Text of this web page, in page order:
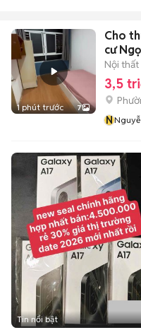
1 phút trước 7
Cho
cư
Nội
3,5
N
Tin nổi bật